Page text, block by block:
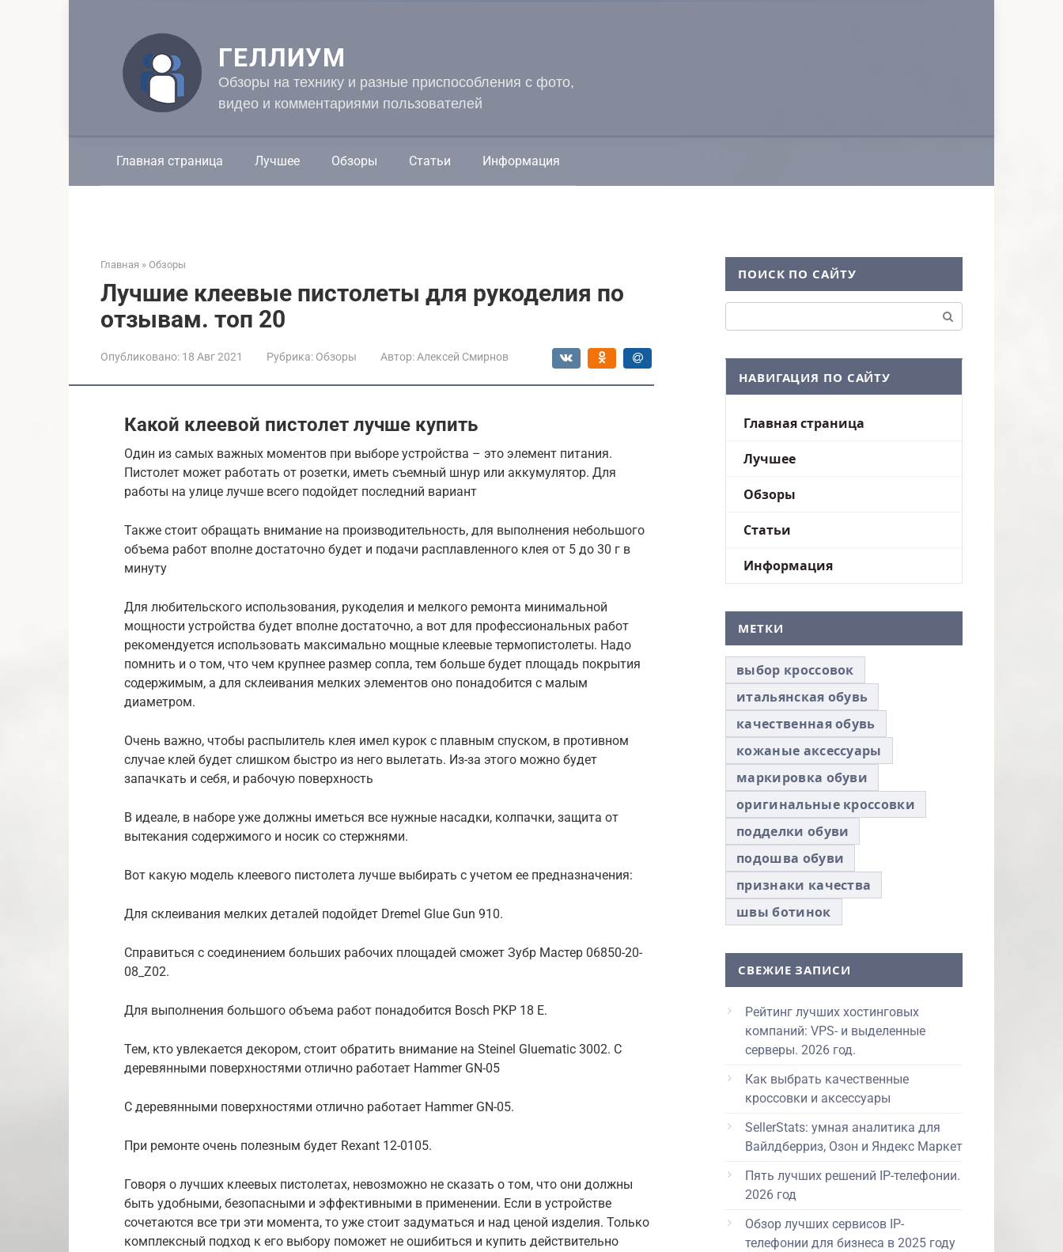
ГЕЛЛИУМ
Обзоры на технику и разные приспособления с фото,
видео и комментариями пользователей
Главная страница Лучшее Обзоры Статьи Информация
Главная » Обзоры
Лучшие клеевые пистолеты для рукоделия по
отзывам. топ 20
Опубликовано: 18 Авг 2021 Рубрика: Обзоры Автор: Алексей Смирнов
Какой клеевой пистолет лучше купить
Один из самых важных моментов при выборе устройства – это элемент питания.
Пистолет может работать от розетки, иметь съемный шнур или аккумулятор. Для
работы на улице лучше всего подойдет последний вариант
Также стоит обращать внимание на производительность, для выполнения небольшого
объема работ вполне достаточно будет и подачи расплавленного клея от 5 до 30 г в
минуту
Для любительского использования, рукоделия и мелкого ремонта минимальной
мощности устройства будет вполне достаточно, а вот для профессиональных работ
рекомендуется использовать максимально мощные клеевые термопистолеты. Надо
помнить и о том, что чем крупнее размер сопла, тем больше будет площадь покрытия
содержимым, а для склеивания мелких элементов оно понадобится с малым
диаметром.
Очень важно, чтобы распылитель клея имел курок с плавным спуском, в противном
случае клей будет слишком быстро из него вылетать. Из-за этого можно будет
запачкать и себя, и рабочую поверхность
В идеале, в наборе уже должны иметься все нужные насадки, колпачки, защита от
вытекания содержимого и носик со стержнями.
Вот какую модель клеевого пистолета лучше выбирать с учетом ее предназначения:
Для склеивания мелких деталей подойдет Dremel Glue Gun 910.
Справиться с соединением больших рабочих площадей сможет Зубр Мастер 06850-20-
08_Z02.
Для выполнения большого объема работ понадобится Bosch PKP 18 E.
Тем, кто увлекается декором, стоит обратить внимание на Steinel Gluematic 3002. С
деревянными поверхностями отлично работает Hammer GN-05
С деревянными поверхностями отлично работает Hammer GN-05.
При ремонте очень полезным будет Rexant 12-0105.
Говоря о лучших клеевых пистолетах, невозможно не сказать о том, что они должны
быть удобными, безопасными и эффективными в применении. Если в устройстве
сочетаются все три эти момента, то уже стоит задуматься и над ценой изделия. Только
комплексный подход к его выбору поможет не ошибиться и купить действительно
ПОИСК ПО САЙТУ
НАВИГАЦИЯ ПО САЙТУ
Главная страница
Лучшее
Обзоры
Статьи
Информация
МЕТКИ
выбор кроссовок
итальянская обувь
качественная обувь
кожаные аксессуары
маркировка обуви
оригинальные кроссовки
подделки обуви
подошва обуви
признаки качества
швы ботинок
СВЕЖИЕ ЗАПИСИ
Рейтинг лучших хостинговых
компаний: VPS- и выделенные
серверы. 2026 год.
Как выбрать качественные
кроссовки и аксессуары
SellerStats: умная аналитика для
Вайлдберриз, Озон и Яндекс Маркет
Пять лучших решений IP-телефонии.
2026 год
Обзор лучших сервисов IP-
телефонии для бизнеса в 2025 году